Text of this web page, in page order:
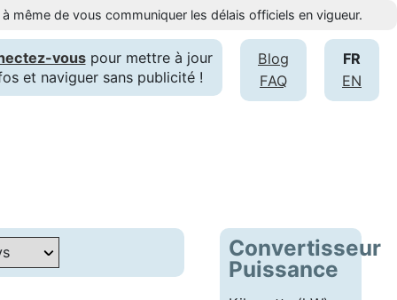
de vous communiquer les délais officiels en vigueur.
FR
EN
Blog
FAQ
vouspour mettre à jour
et naviguer sans publicité !
Convertisseur
Puissance